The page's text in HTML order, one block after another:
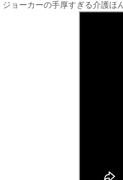
ジョーカーの手厚すぎる介護ほ